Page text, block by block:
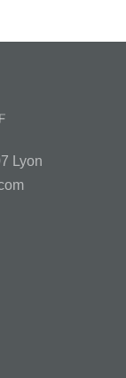
Lyon